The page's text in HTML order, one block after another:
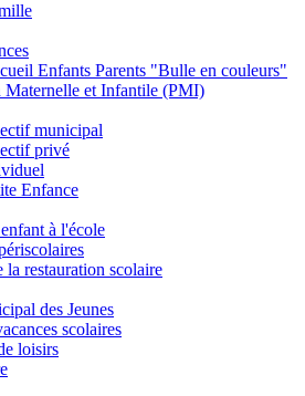
Enfants Parents "Bulle en couleurs"
Maternelle et Infantile (PMI)
municipal
privé
Enfance
à l'école
la restauration scolaire
des Jeunes
scolaires
loisirs